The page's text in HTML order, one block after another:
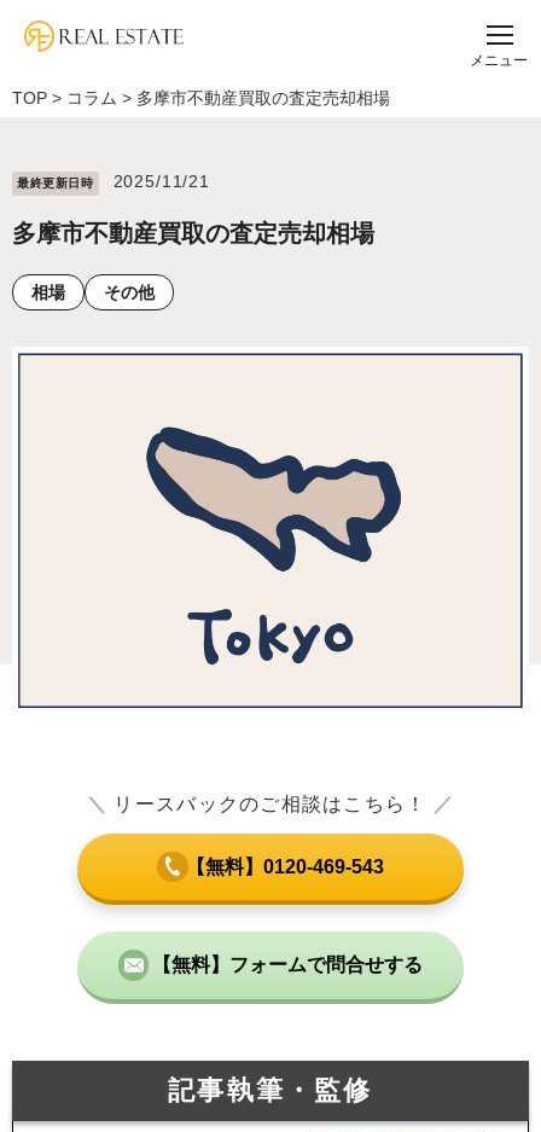
メニュー
TOP > コラム > 多摩市不動産買取の査定売却相場
最終更新⽇時 2025/11/21
多摩市不動産買取の査定売却相場
相場 その他
＼ リースバックのご相談はこちら！ ／
【無料】0120-469-543
【無料】フォームで問合せする
記事執筆・監修